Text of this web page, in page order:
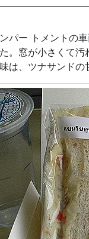
パー トメントの
。窓が小さくて
、ツナサンドの